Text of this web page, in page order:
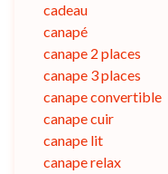
cadeau
canapé
canape 2 places
canape 3 places
canape convertible
canape cuir
canape lit
canape relax